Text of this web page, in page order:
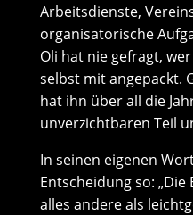
Arbeitsdienste,
organisatorische
Oli hat nie gefragt,
selbst mit angepackt.
hat ihn über all die
unverzichtbaren Teil
In seinen eigenen
Entscheidung so:
alles andere als